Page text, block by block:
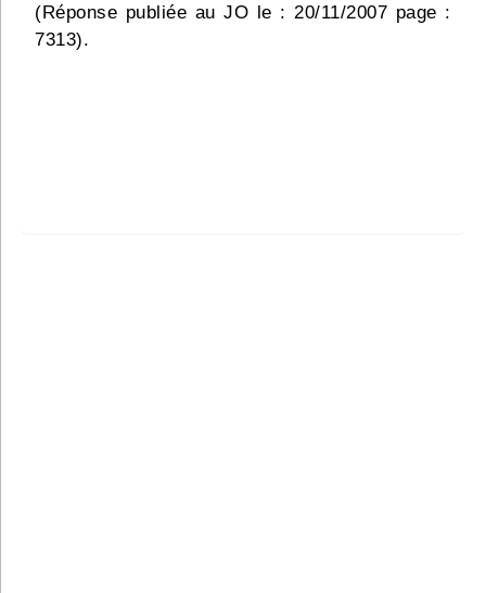
(Réponse publiée au JO le : 20/11/2007 page :
7313).